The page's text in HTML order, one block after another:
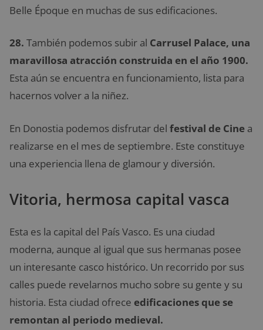
Belle Époque en muchas de sus edificaciones.
28. También podemos subir al Carrusel Palace, una
maravillosa atracción construida en el año 1900.
Esta aún se encuentra en funcionamiento, lista para
hacernos volver a la niñez.
En Donostia podemos disfrutar del festival de Cine a
realizarse en el mes de septiembre. Este constituye
una experiencia llena de glamour y diversión.
Vitoria, hermosa capital vasca
Esta es la capital del País Vasco. Es una ciudad
moderna, aunque al igual que sus hermanas posee
un interesante casco histórico. Un recorrido por sus
calles puede revelarnos mucho sobre su gente y su
historia. Esta ciudad ofrece edificaciones que se
remontan al periodo medieval.